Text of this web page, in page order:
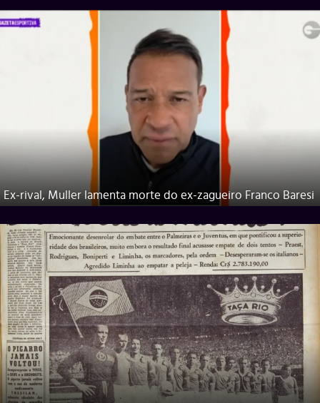
Ex-rival, Muller lamenta morte do ex-zagueiro Franco Baresi